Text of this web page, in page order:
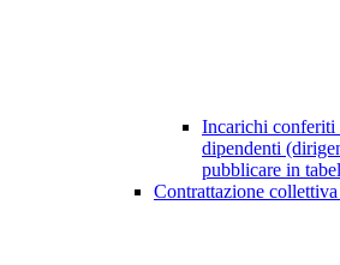
Incarichi conferiti
dipendenti
pubblicare in
Contrattazione collettiva